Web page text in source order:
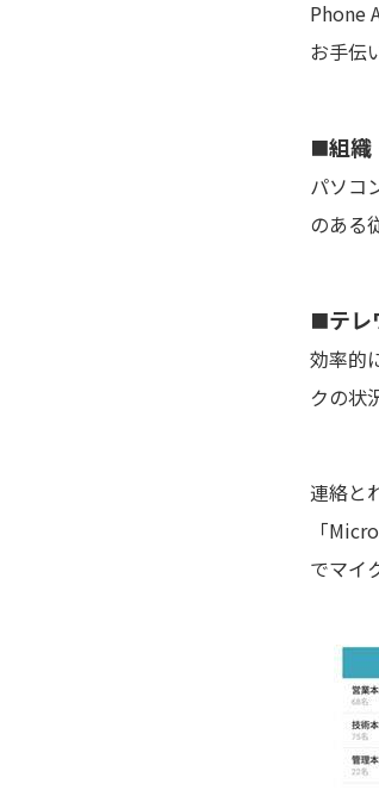
Phone
お手伝
■組
パソコ
のある
■テ
効率的
クの状
連絡と
「
でマイ